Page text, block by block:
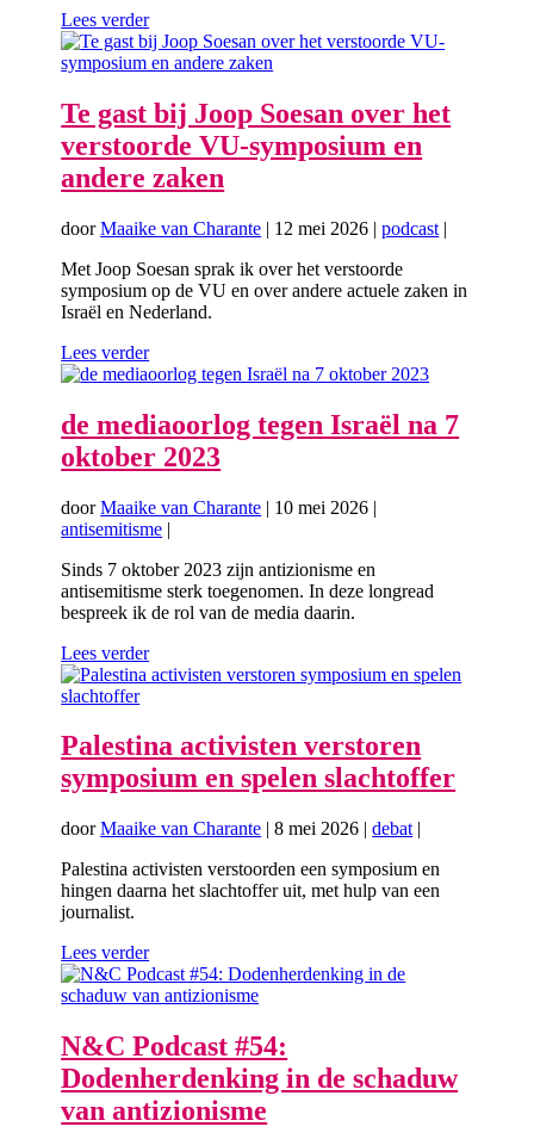
Lees verder
Te gast bij Joop Soesan over het
verstoorde VU-symposium en
andere zaken
doorMaaike van Charante | 12 mei 2026 |podcast |
Met Joop Soesan sprak ik over het verstoorde
symposium op de VU en over andere actuele zaken in
Israël en Nederland.
Lees verder
de mediaoorlog tegen Israël na 7
oktober 2023
doorMaaike van Charante | 10 mei 2026 |
antisemitisme |
Sinds 7 oktober 2023 zijn antizionisme en
antisemitisme sterk toegenomen. In deze longread
bespreek ik de rol van de media daarin.
Lees verder
Palestina activisten verstoren
symposium en spelen slachtoffer
doorMaaike van Charante |8 mei 2026 |debat |
Palestina activisten verstoorden een symposium en
hingen daarna het slachtoffer uit, met hulp van een
journalist.
Lees verder
N&C Podcast #54:
Dodenherdenking in de schaduw
van antizionisme